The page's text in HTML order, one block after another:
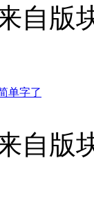
自版
单字了
自版